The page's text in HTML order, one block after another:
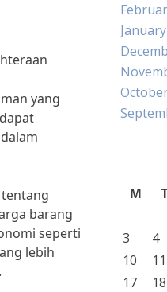
yang
barang
seperti
lebih
M
3
4
10
11
17
18